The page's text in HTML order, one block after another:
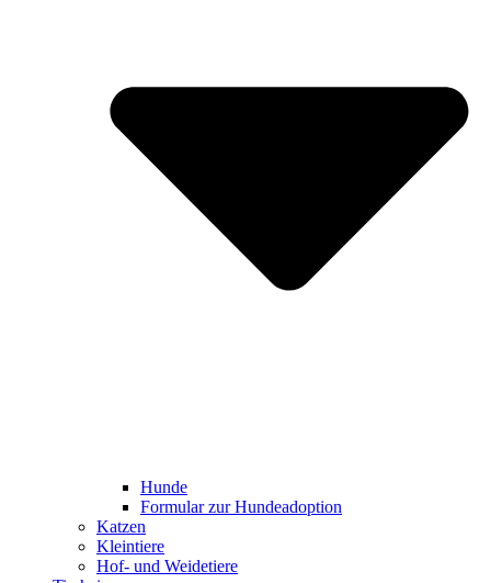
Hunde
Formular zur Hundeadoption
Katzen
Kleintiere
Hof- und Weidetiere